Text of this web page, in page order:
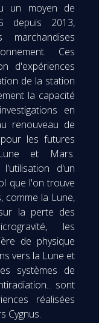
un moyen de
depuis 2013,
marchandises
Ces
d'expériences
de la station
la capacité
en
renouveau de
les futures
et Mars.
d'un
que l'on trouve
comme la Lune,
la perte des
les
de physique
vers la Lune et
systèmes de
sont
réalisées
Cygnus.